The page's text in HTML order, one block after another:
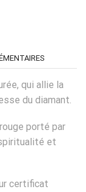
qui allie la
du diamant.
porté par
et
certificat